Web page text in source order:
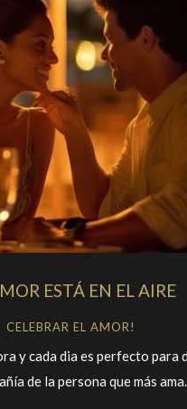
ESTÁ EN EL AIRE
CELEBRAR EL AMOR!
y cada dia es perfecto para
de la persona que más ama.